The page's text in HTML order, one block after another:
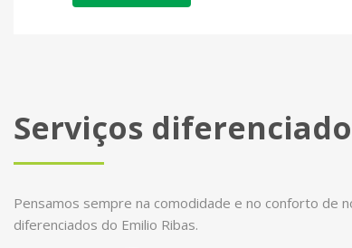
Serviços
Pensamos sempre na comodidade e no conforto de
diferenciados do Emilio Ribas.